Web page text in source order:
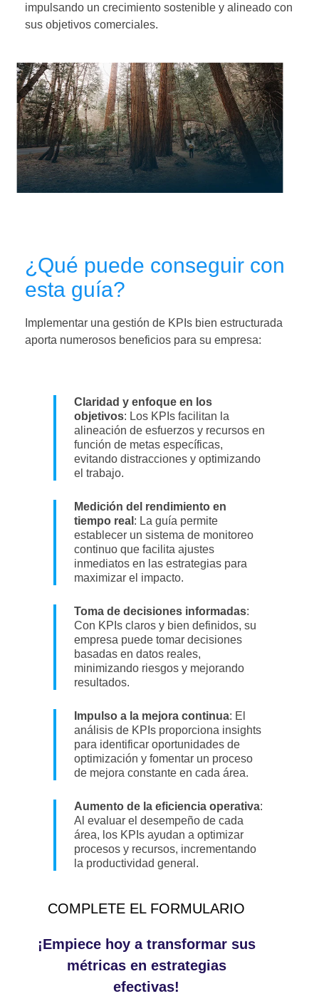
impulsando un crecimiento sostenible y alineado con
sus objetivos comerciales.
¿Qué puede conseguir con
esta guía?
Implementar una gestión de KPIs bien estructurada
aporta numerosos beneficios para su empresa:
Claridad y enfoque en los
objetivos: Los KPIs facilitan la
alineación de esfuerzos y recursos en
función de metas específicas,
evitando distracciones y optimizando
el trabajo.
Medición del rendimiento en
tiempo real : La guía permite
establecer un sistema de monitoreo
continuo que facilita ajustes
inmediatos en las estrategias para
maximizar el impacto.
Toma de decisiones informadas:
Con KPIs claros y bien definidos, su
empresa puede tomar decisiones
basadas en datos reales,
minimizando riesgos y mejorando
resultados.
Impulso a la mejora continua: El
análisis de KPIs proporciona insights
para identificar oportunidades de
optimización y fomentar un proceso
de mejora constante en cada área.
Aumento de la eficiencia operativa:
Al evaluar el desempeño de cada
área, los KPIs ayudan a optimizar
procesos y recursos, incrementando
la productividad general.
COMPLETE EL FORMULARIO
¡Empiece hoy a transformar sus
métricas en estrategias
efectivas!